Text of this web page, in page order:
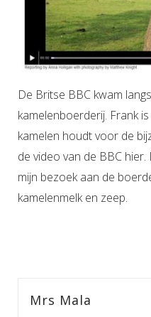
De Britse BBC kwam
kamelenboerderij. Frank
kamelen houdt voor de
de video van de BBC
mijn bezoek aan de
kamelenmelk en zeep.
Mrs Mala